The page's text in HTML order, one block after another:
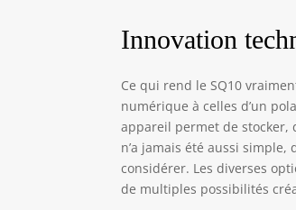
Innovation
Ce qui rend le SQ10
numérique à celles d’un
appareil permet de stocker,
n’a jamais été aussi
considérer. Les diverses
de multiples possibilités